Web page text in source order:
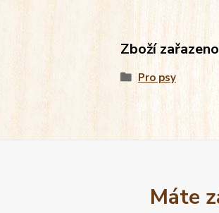
Zboží
Pro psy
Máte